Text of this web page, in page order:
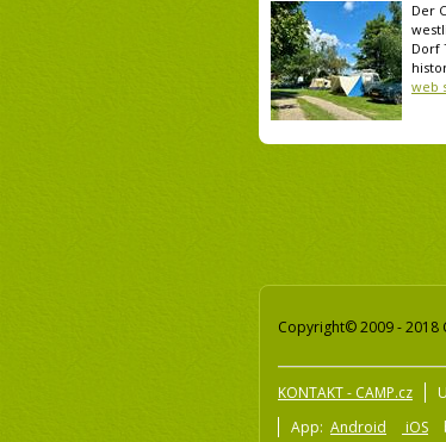
Der
Dorf
web
Copyright© 2009 - 2018
KONTAKT - CAMP.cz
App: Android iOS